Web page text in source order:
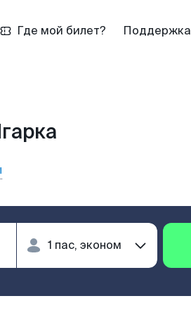
Где мой билет? Поддержка